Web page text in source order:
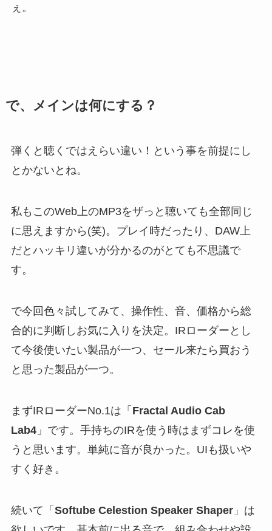
ぇ。
で、メインは何にする？
弾くと聴くではえらい違い！という事を前提にし
とかないとね。
私もこのWeb上のMP3をザっと聴いても全部同じ
に思えますから(笑)。プレイ時だったり、DAW上
だとハッキリ違いが分かるのがとても不思議で
す。
で今回色々試してみて、操作性、音、価格から総
合的に判断しお気に入りを決定。IRローダーとし
て今後使いたい製品が一つ、セール来たら買おう
と思った製品が一つ。
まずIRローダーNo.1は「 Fractal Audio Cab
Lab4」です。手持ちのIRを使う時はまずコレを使
うと思います。単純に音が良かった。UIも扱いや
すく好き。
続いて「 Softube Celestion Speaker Shaper」は